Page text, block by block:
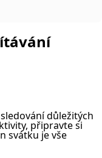
důležitých
připravte si
svátku je vše